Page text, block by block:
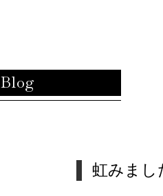
Blog
虹みまし